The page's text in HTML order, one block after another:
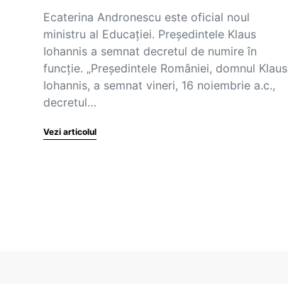
Ecaterina Andronescu este oficial noul
ministru al Educației. Președintele Klaus
Iohannis a semnat decretul de numire în
funcție. „Președintele României, domnul Klaus
Iohannis, a semnat vineri, 16 noiembrie a.c.,
decretul…
Vezi articolul